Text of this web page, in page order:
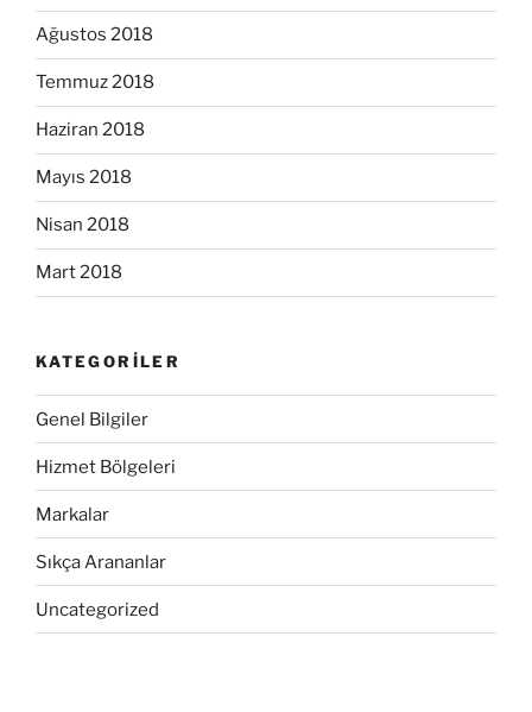
Ağustos 2018
Temmuz 2018
Haziran 2018
Mayıs 2018
Nisan 2018
Mart 2018
KATEGORILER
Genel Bilgiler
Hizmet Bölgeleri
Markalar
Sıkça Arananlar
Uncategorized